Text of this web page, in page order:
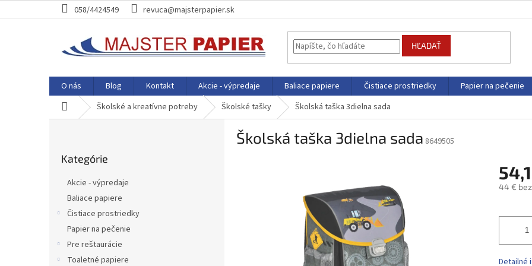
na
058/4424549 revuca@majsterpapier.sk
HĽADAŤ
O nás Blog Kontakt Akcie - výpredaje Baliace papiere Čistiace prostriedky Papier na pečenie
DomovŠkolské a kreatívne potreby Školské tašky Školská taška 3dielna sada
kategórie
Kategórie
Akcie - výpredaje
Baliace papiere
Čistiace prostriedky
Papier na pečenie
Pre reštaurácie
Toaletné papiere
Školská taška 3dielna sada 8649505
44 € bez
cena:
Detailné